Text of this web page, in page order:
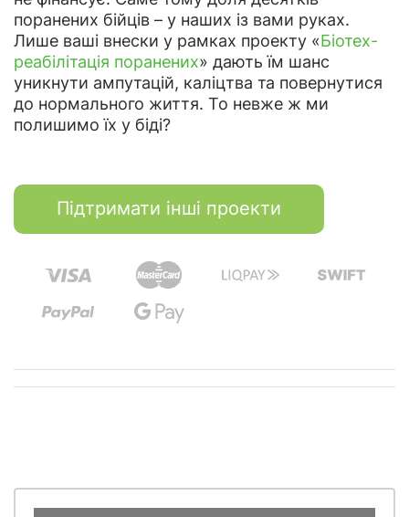
поранених бійців – у наших із вами руках.
Лише ваші внески у рамках проекту «Біотех-
реабілітація поранених» дають їм шанс
уникнути ампутацій, каліцтва та повернутися
до нормального життя. То невже ж ми
полишимо їх у біді?
Підтримати інші проекти